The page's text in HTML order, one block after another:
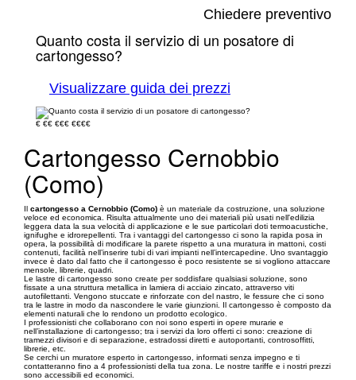
Chiedere preventivo
Quanto costa il servizio di un posatore di
cartongesso?
Visualizzare guida dei prezzi
€ €€ €€€ €€€€
Cartongesso Cernobbio
(Como)
Il cartongesso a Cernobbio (Como) è un materiale da costruzione, una soluzione
veloce ed economica. Risulta attualmente uno dei materiali più usati nell'edilizia
leggera data la sua velocità di applicazione e le sue particolari doti termoacustiche,
ignifughe e idrorepellenti. Tra i vantaggi del cartongesso ci sono la rapida posa in
opera, la possibilità di modificare la parete rispetto a una muratura in mattoni, costi
contenuti, facilità nell’inserire tubi di vari impianti nell’intercapedine. Uno svantaggio
invece è dato dal fatto che il cartongesso è poco resistente se si vogliono attaccare
mensole, librerie, quadri.
Le lastre di cartongesso sono create per soddisfare qualsiasi soluzione, sono
fissate a una struttura metallica in lamiera di acciaio zincato, attraverso viti
autofilettanti. Vengono stuccate e rinforzate con del nastro, le fessure che ci sono
tra le lastre in modo da nascondere le varie giunzioni. Il cartongesso è composto da
elementi naturali che lo rendono un prodotto ecologico.
I professionisti che collaborano con noi sono esperti in opere murarie e
nell’installazione di cartongesso; tra i servizi da loro offerti ci sono: creazione di
tramezzi divisori e di separazione, estradossi diretti e autoportanti, controsoffitti,
librerie, etc.
Se cerchi un muratore esperto in cartongesso, informati senza impegno e ti
contatteranno fino a 4 professionisti della tua zona. Le nostre tariffe e i nostri prezzi
sono accessibili ed economici.